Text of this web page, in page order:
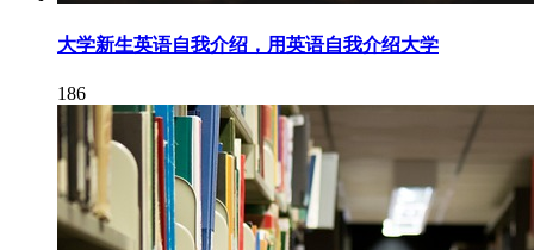
大学新生英语自我介绍，用英语自我介绍大学
186